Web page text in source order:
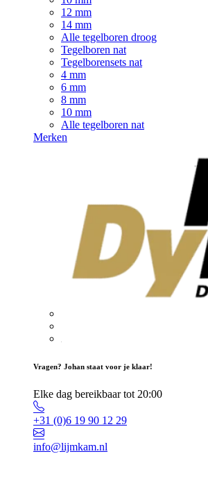
12 mm
14 mm
Alle tegelboren droog
Tegelboren nat
Tegelborensets nat
4 mm
6 mm
8 mm
10 mm
Alle tegelboren nat
Merken
Vragen? Johan staat voor je klaar!
Elke dag bereikbaar tot 20:00
+31 (0)6 19 90 12 29
info@lijmkam.nl